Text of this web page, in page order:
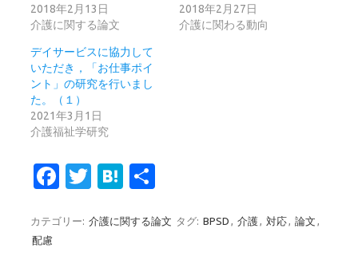
2018年2月13日
介護に関する論文
2018年2月27日
介護に関わる動向
デイサービスに協力して
いただき，「お仕事ポイ
ント」の研究を行いまし
た。（１）
2021年3月1日
介護福祉学研究
Fa
e
T
it
H
e
カテゴリー: 介護に関する論文 タグ: BPSD , 介護, 対応, 論文 ,
配慮